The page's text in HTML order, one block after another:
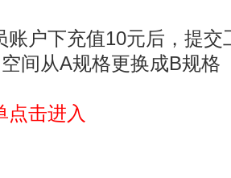
账户下充值10元后，提交
间从A规格更换成B规格
点击进入